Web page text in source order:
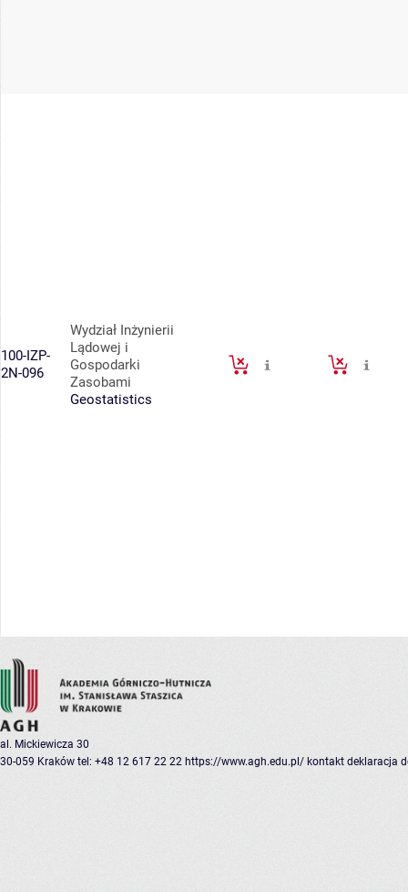
100-IZP-
2N-096
Wydział Inżynierii
Lądowej i
Gospodarki
Zasobami
Geostatistics
al. Mickiewicza 30
30-059 Kraków tel: +48 12 617 22 22 https://www.agh.edu.pl/ kontakt deklaracja